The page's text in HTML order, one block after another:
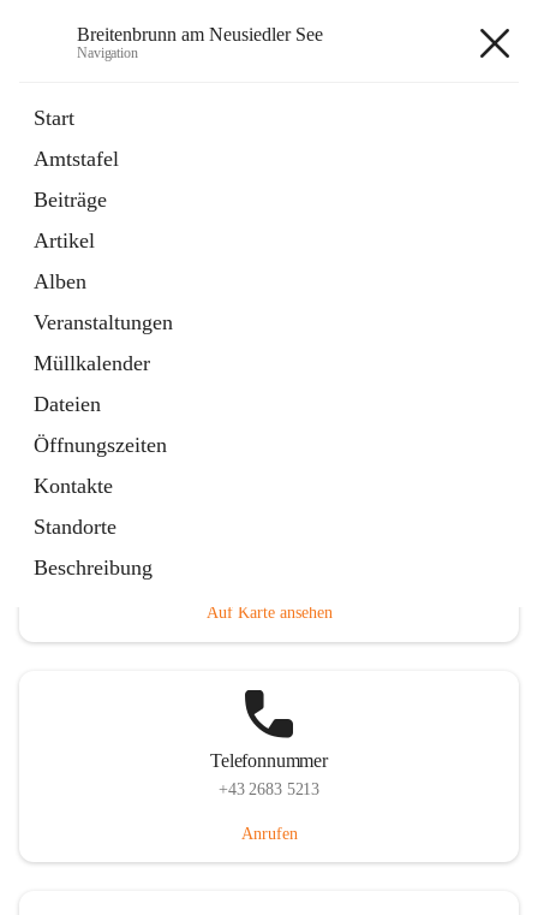
Breitenbrunn am Neusiedler See
Navigation
Start
Amtstafel
Beiträge
Artikel
Alben
Veranstaltungen
Müllkalender
Dateien
Öffnungszeiten
Kontakte
Standorte
Beschreibung
18 Schnellzugriffe
Gemeindeservice
Auf Karte ansehen
Telefonnummer
+43 2683 5213
Anrufen